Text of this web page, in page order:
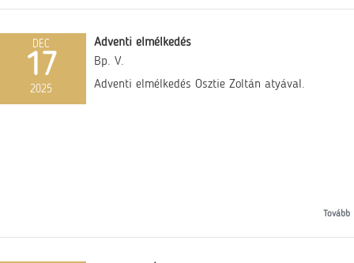
DEC
17
2025
Adventi elmélkedés
Bp. V.
Adventi elmélkedés Osztie Zoltán atyával.
Tovább